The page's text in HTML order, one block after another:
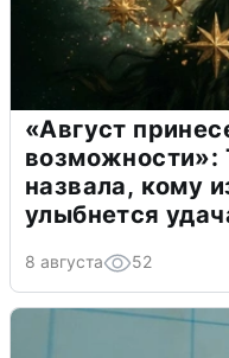
«Август
возможности»:
назвала, кому
улыбнется
8 августа 52